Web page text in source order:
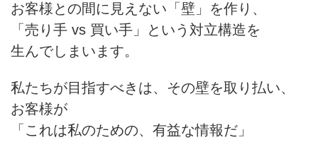
お客様との間に見えない「壁」を作り、
「売り手 vs 買い手」という対立構造を
生んでしまいます。
私たちが目指すべきは、その壁を取り払い、
お客様が
「これは私のための、有益な情報だ」